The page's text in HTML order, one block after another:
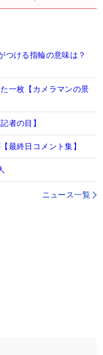
ける指輪の意味は？
一枚【カメラマンの景
者の目】
最終日コメント集】
ニュース一覧